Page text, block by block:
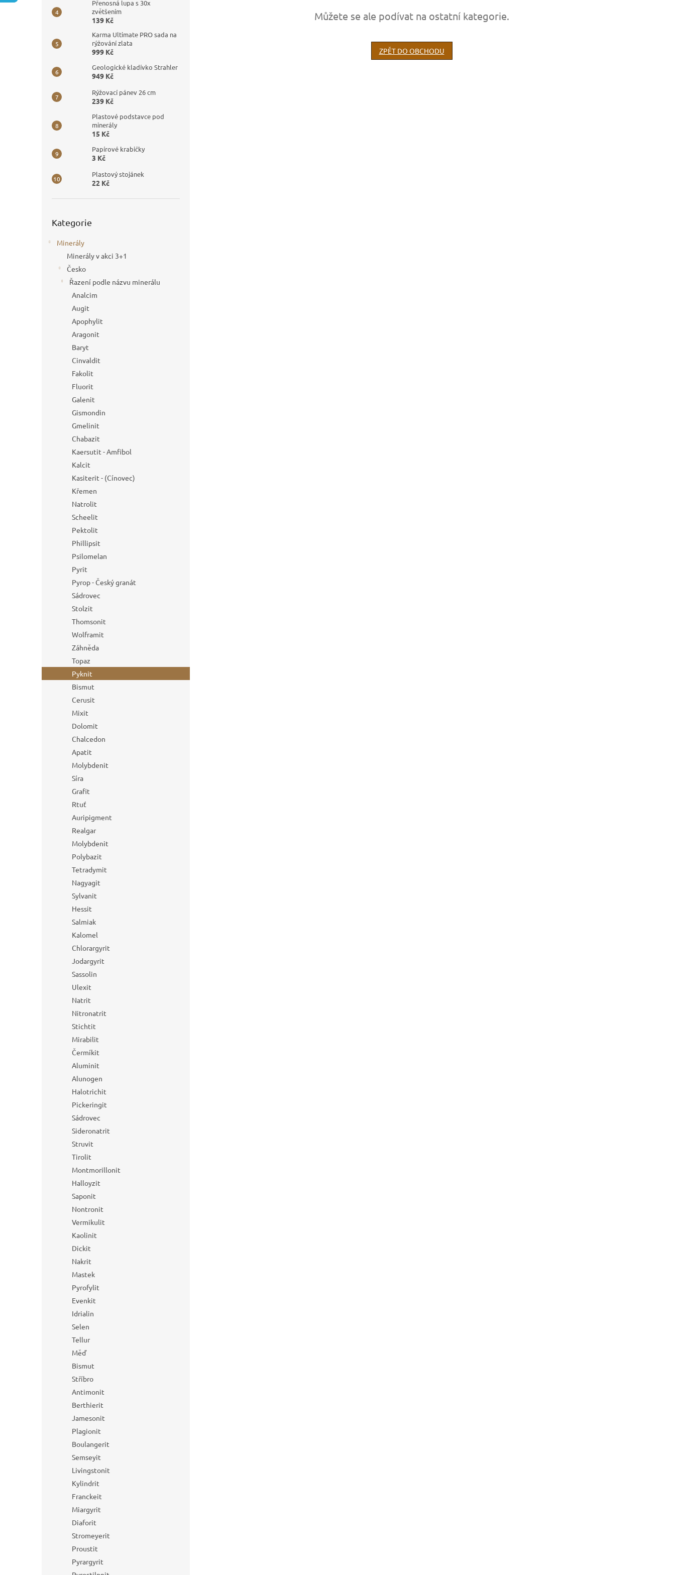
Přenosná lupa s 30x
zvětšením
139 Kč
Karma Ultimate PRO sada na
rýžování zlata
999 Kč
Geologické kladívko Strahler
949 Kč
Rýžovací pánev 26 cm
239 Kč
Plastové podstavce pod
minerály
15 Kč
Papírové krabičky
3 Kč
Plastový stojánek
22 Kč
kategorie
Kategorie
Minerály
Minerály v akci 3+1
Česko
Řazení podle názvu minerálu
Analcim
Augit
Apophylit
Aragonit
Baryt
Cinvaldit
Fakolit
Fluorit
Galenit
Gismondin
Gmelinit
Chabazit
Kaersutit - Amfibol
Kalcit
Kasiterit - (Cínovec)
Křemen
Natrolit
Scheelit
Pektolit
Phillipsit
Psilomelan
Pyrit
Pyrop - Český granát
Sádrovec
Stolzit
Thomsonit
Wolframit
Záhněda
Topaz
Pyknit
Bismut
Cerusit
Mixit
Dolomit
Chalcedon
Apatit
Molybdenit
Síra
Grafit
Rtuť
Auripigment
Realgar
Molybdenit
Polybazit
Tetradymit
Nagyagit
Sylvanit
Hessit
Salmiak
Kalomel
Chlorargyrit
Jodargyrit
Sassolin
Ulexit
Natrit
Nitronatrit
Stichtit
Mirabilit
Čermíkit
Aluminit
Alunogen
Halotrichit
Pickeringit
Sádrovec
Sideronatrit
Struvit
Tirolit
Montmorillonit
Halloyzit
Saponit
Nontronit
Vermikulit
Kaolinit
Dickit
Nakrit
Mastek
Pyrofylit
Evenkit
Idrialin
Selen
Tellur
Měď
Bismut
Stříbro
Antimonit
Berthierit
Jamesonit
Plagionit
Boulangerit
Semseyit
Livingstonit
Kylindrit
Franckeit
Miargyrit
Diaforit
Stromeyerit
Proustit
Pyrargyrit
Můžete se ale podívat na ostatní kategorie.
ZPĚT DO OBCHODU